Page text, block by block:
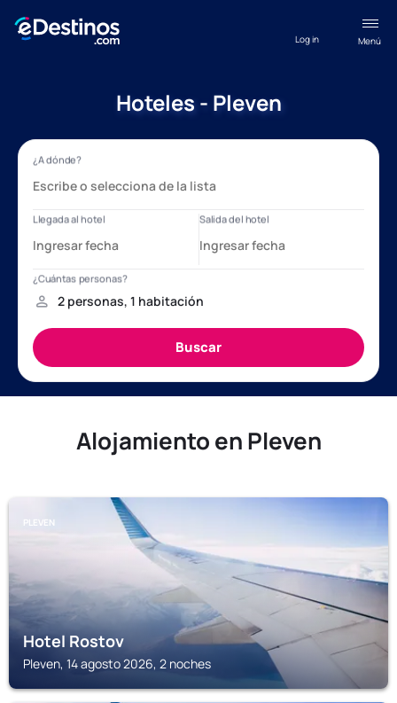
Menú
Log in
Hoteles - Pleven
Alojamiento en Pleven
PLEVEN
Hotel Rostov
Pleven, 14 agosto 2026, 2 noches